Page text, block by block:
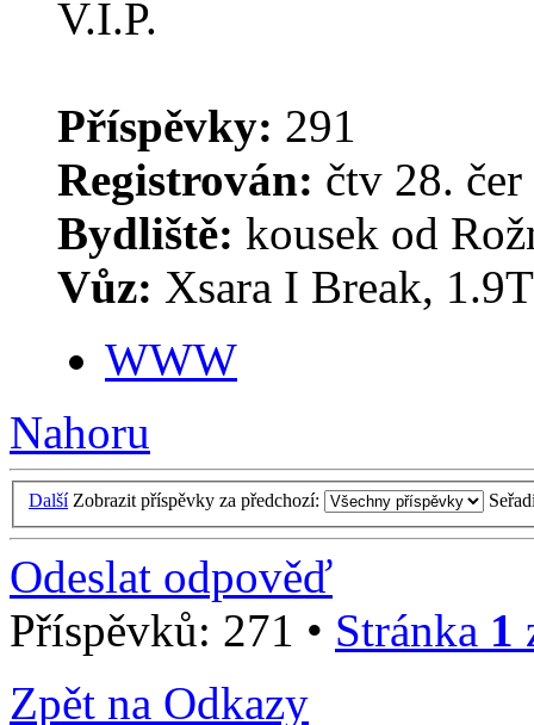
Příspěvky: 291
Registrován: čtv 28.
Bydliště: kousek od
Vůz: Xsara I Break,
WWW
Nahoru
Další Zobrazit příspěvky za předchozí:
Odeslat odpověď
Příspěvků: 271 • Stránka 1
Zpět na Odkazy